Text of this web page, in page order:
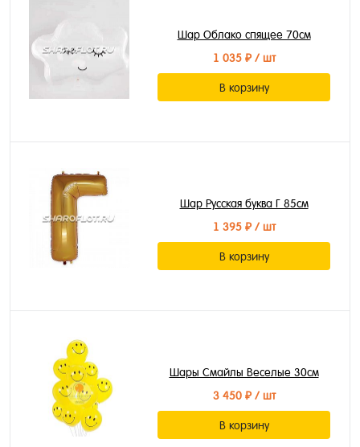
Шар Облако спящее 70см
1 035 ₽/ шт
В корзину
Шар Русская буква Г 85см
1 395 ₽/ шт
В корзину
Шары Смайлы Веселые 30см
3 450 ₽/ шт
В корзину